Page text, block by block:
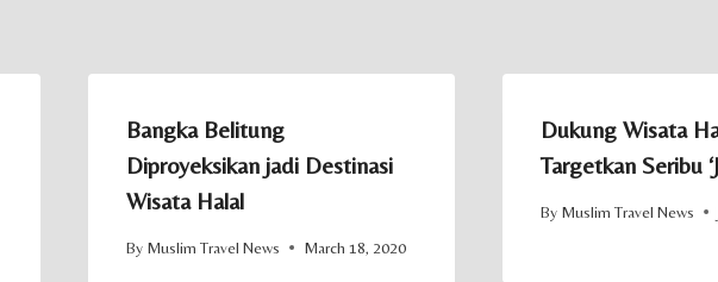
Bangka Belitung
Diproyeksikan jadi Destinasi
Wisata Halal
By Muslim Travel News March 18, 2020
Dukung Wisata
Targetkan Seribu
By Muslim Travel News